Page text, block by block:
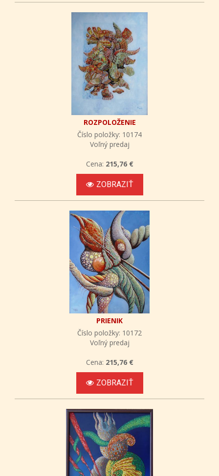
ROZPOLOŽENIE
Číslo položky: 10174
Voľný predaj
Cena: 215,76 €
ZOBRAZIŤ
PRIENIK
Číslo položky: 10172
Voľný predaj
Cena: 215,76 €
ZOBRAZIŤ